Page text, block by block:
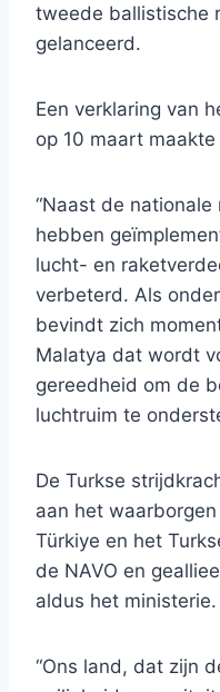
tweede ballistische
gelanceerd.
Een verklaring van
op 10 maart
“Naast de
hebben
lucht- en
verbeterd. Als
bevindt zich
Malatya dat wordt
gereedheid om de
luchtruim te
De Turkse
aan het
Türkiye en het
de NAVO en
aldus het ministerie.
“Ons land, dat zijn